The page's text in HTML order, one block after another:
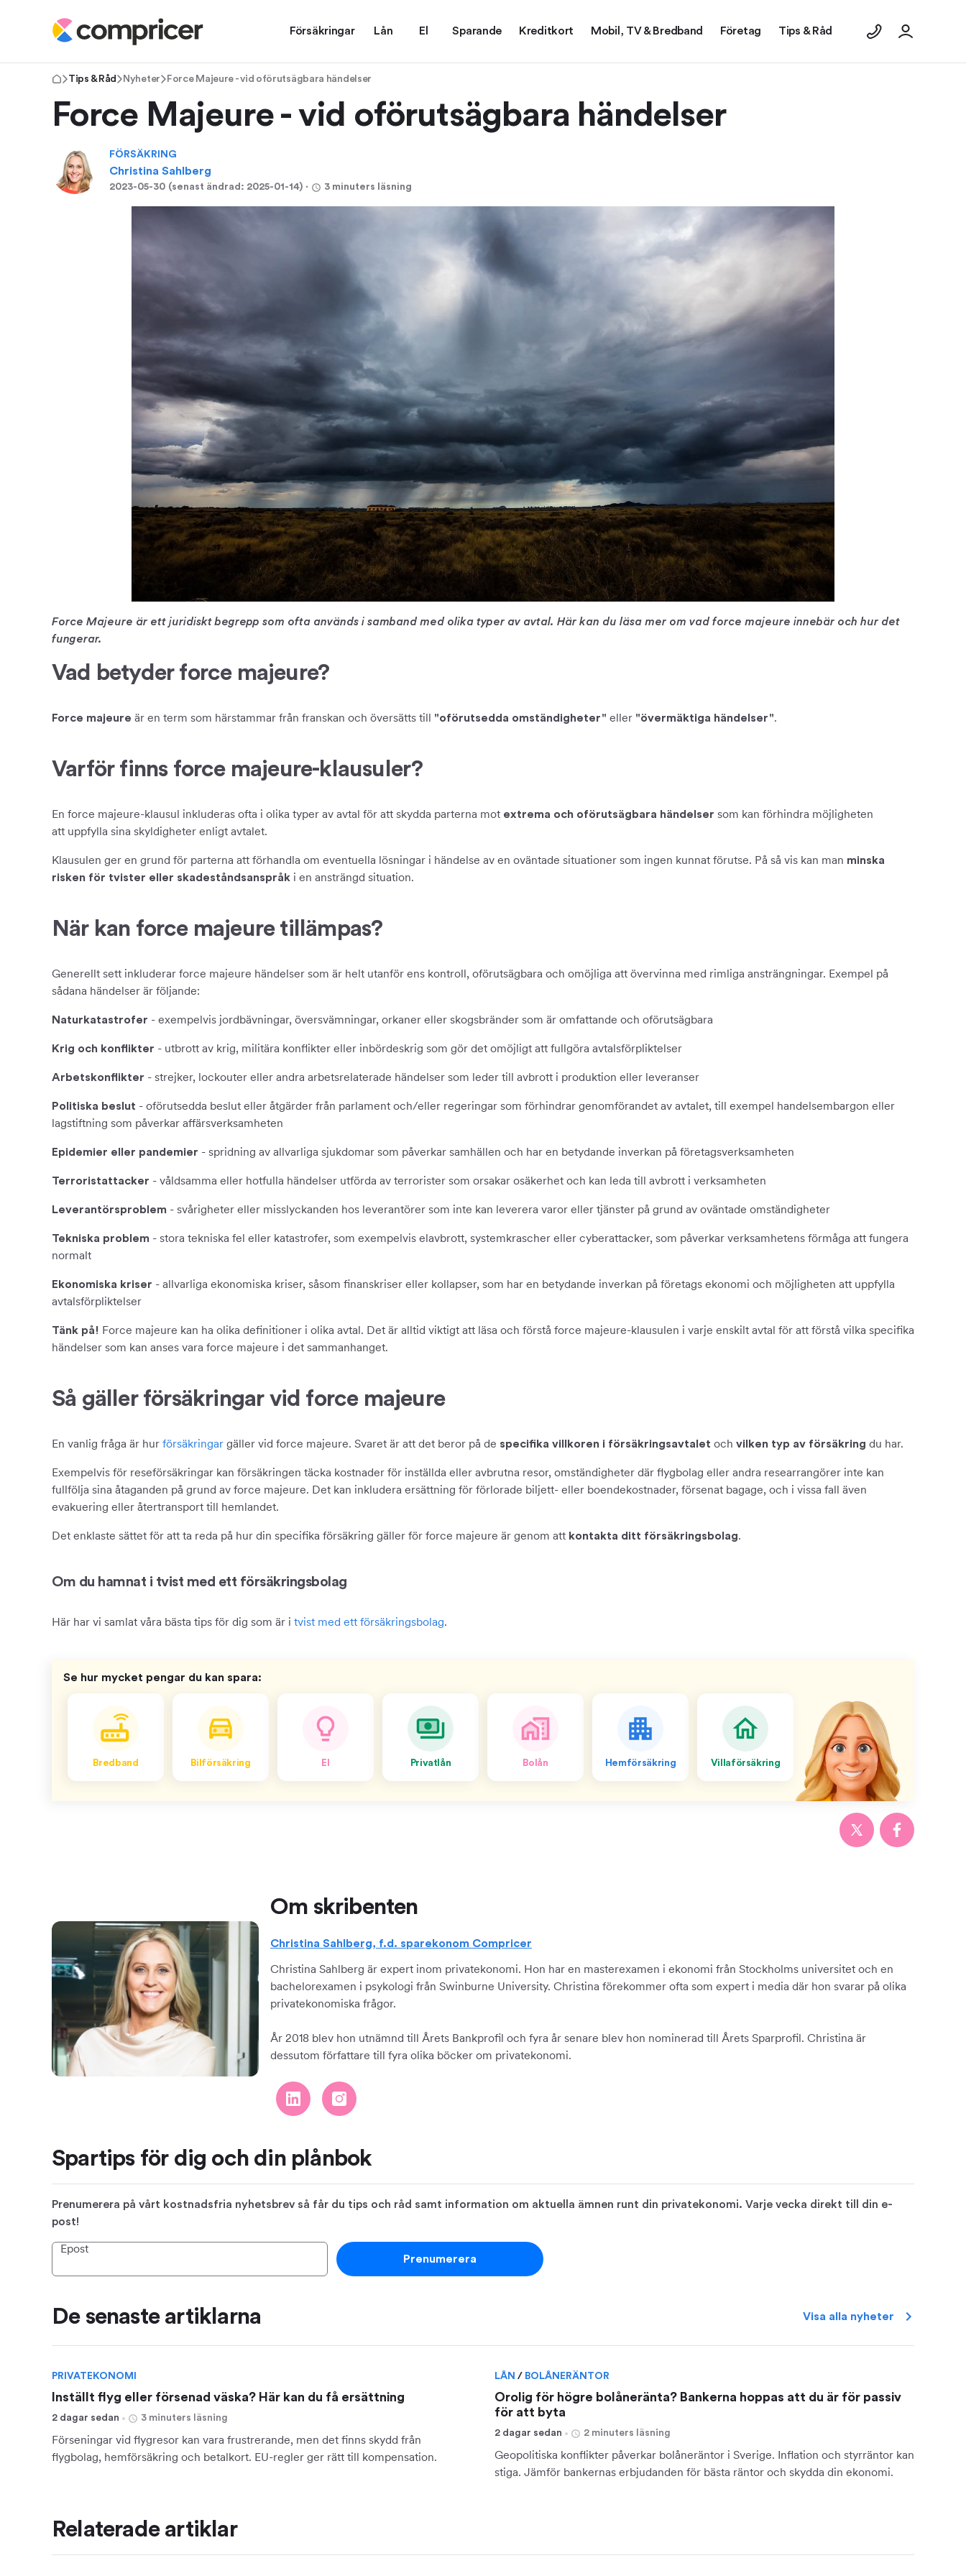
Försäkringar Lån El Sparande Kreditkort Mobil, TV & Bredband Företag Tips & Råd
Tips & Råd Nyheter Force Majeure - vid oförutsägbara händelser
Force Majeure - vid oförutsägbara händelser
FÖRSÄKRING
Christina Sahlberg
2023-05-30 (senast ändrad: 2025-01-14) ⋅ 3 minuters läsning
Force Majeure är ett juridiskt begrepp som ofta används i samband med olika typer av avtal. Här kan du läsa mer om vad force majeure innebär och hur det
fungerar.
Vad betyder force majeure?
Force majeure är en term som härstammar från franskan och översätts till "oförutsedda omständigheter" eller "övermäktiga händelser".
Varför finns force majeure-klausuler?
En force majeure-klausul inkluderas ofta i olika typer av avtal för att skydda parterna mot extrema och oförutsägbara händelser som kan förhindra möjligheten
att uppfylla sina skyldigheter enligt avtalet.
Klausulen ger en grund för parterna att förhandla om eventuella lösningar i händelse av en oväntade situationer som ingen kunnat förutse. På så vis kan man minska
risken för tvister eller skadeståndsanspråk i en ansträngd situation.
När kan force majeure tillämpas?
Generellt sett inkluderar force majeure händelser som är helt utanför ens kontroll, oförutsägbara och omöjliga att övervinna med rimliga ansträngningar. Exempel på
sådana händelser är följande:
Naturkatastrofer - exempelvis jordbävningar, översvämningar, orkaner eller skogsbränder som är omfattande och oförutsägbara
Krig och konflikter - utbrott av krig, militära konflikter eller inbördeskrig som gör det omöjligt att fullgöra avtalsförpliktelser
Arbetskonflikter - strejker, lockouter eller andra arbetsrelaterade händelser som leder till avbrott i produktion eller leveranser
Politiska beslut - oförutsedda beslut eller åtgärder från parlament och/eller regeringar som förhindrar genomförandet av avtalet, till exempel handelsembargon eller
lagstiftning som påverkar affärsverksamheten
Epidemier eller pandemier - spridning av allvarliga sjukdomar som påverkar samhällen och har en betydande inverkan på företagsverksamheten
Terroristattacker - våldsamma eller hotfulla händelser utförda av terrorister som orsakar osäkerhet och kan leda till avbrott i verksamheten
Leverantörsproblem - svårigheter eller misslyckanden hos leverantörer som inte kan leverera varor eller tjänster på grund av oväntade omständigheter
Tekniska problem - stora tekniska fel eller katastrofer, som exempelvis elavbrott, systemkrascher eller cyberattacker, som påverkar verksamhetens förmåga att fungera
normalt
Ekonomiska kriser - allvarliga ekonomiska kriser, såsom finanskriser eller kollapser, som har en betydande inverkan på företags ekonomi och möjligheten att uppfylla
avtalsförpliktelser
Tänk på! Force majeure kan ha olika definitioner i olika avtal. Det är alltid viktigt att läsa och förstå force majeure-klausulen i varje enskilt avtal för att förstå vilka specifika
händelser som kan anses vara force majeure i det sammanhanget.
Så gäller försäkringar vid force majeure
En vanlig fråga är hur försäkringar gäller vid force majeure. Svaret är att det beror på de specifika villkoren i försäkringsavtalet och vilken typ av försäkring du har.
Exempelvis för reseförsäkringar kan försäkringen täcka kostnader för inställda eller avbrutna resor, omständigheter där flygbolag eller andra researrangörer inte kan
fullfölja sina åtaganden på grund av force majeure. Det kan inkludera ersättning för förlorade biljett- eller boendekostnader, försenat bagage, och i vissa fall även
evakuering eller återtransport till hemlandet.
Det enklaste sättet för att ta reda på hur din specifika försäkring gäller för force majeure är genom att kontakta ditt försäkringsbolag.
Om du hamnat i tvist med ett försäkringsbolag
Här har vi samlat våra bästa tips för dig som är i tvist med ett försäkringsbolag.
Se hur mycket pengar du kan spara:
Bredband Bilförsäkring El Privatlån Bolån Hemförsäkring Villaförsäkring
Om skribenten
Christina Sahlberg, f.d. sparekonom Compricer
Christina Sahlberg är expert inom privatekonomi. Hon har en masterexamen i ekonomi från Stockholms universitet och en
bachelorexamen i psykologi från Swinburne University. Christina förekommer ofta som expert i media där hon svarar på olika
privatekonomiska frågor.
År 2018 blev hon utnämnd till Årets Bankprofil och fyra år senare blev hon nominerad till Årets Sparprofil. Christina är
dessutom författare till fyra olika böcker om privatekonomi.
Spartips för dig och din plånbok
Prenumerera på vårt kostnadsfria nyhetsbrev så får du tips och råd samt information om aktuella ämnen runt din privatekonomi. Varje vecka direkt till din e-
post!
Epost
Prenumerera
De senaste artiklarna Visa alla nyheter
PRIVATEKONOMI
Inställt flyg eller försenad väska? Här kan du få ersättning
2 dagar sedan 3 minuters läsning
Förseningar vid flygresor kan vara frustrerande, men det finns skydd från
flygbolag, hemförsäkring och betalkort. EU-regler ger rätt till kompensation.
LÅN / BOLÅNERÄNTOR
Orolig för högre bolåneränta? Bankerna hoppas att du är för passiv
för att byta
2 dagar sedan 2 minuters läsning
Geopolitiska konflikter påverkar bolåneräntor i Sverige. Inflation och styrräntor kan
stiga. Jämför bankernas erbjudanden för bästa räntor och skydda din ekonomi.
Relaterade artiklar